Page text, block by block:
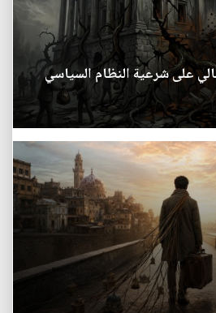
على شرعية النظام السياسي